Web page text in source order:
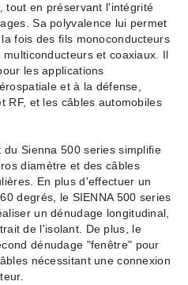
tout en préservant l'intégrité
Sa polyvalence lui permet
fois des fils monoconducteurs
et coaxiaux. Il
les applications
et à la défense,
RF, et les câbles automobiles
Sienna 500 series simplifie
diamètre et des câbles
En plus d'effectuer un
degrés, le SIENNA 500 series
un dénudage longitudinal,
de l'isolant. De plus, le
dénudage "fenêtre" pour
nécessitant une connexion